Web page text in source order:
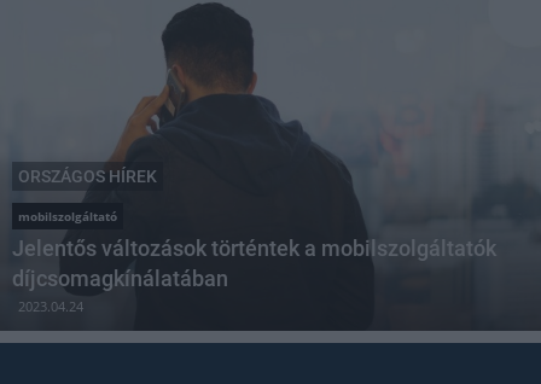
ORSZÁGOS HÍREK
mobilszolgáltató
Jelentős változások történtek a mobilszolgáltatók
díjcsomagkínálatában
2023.04.24